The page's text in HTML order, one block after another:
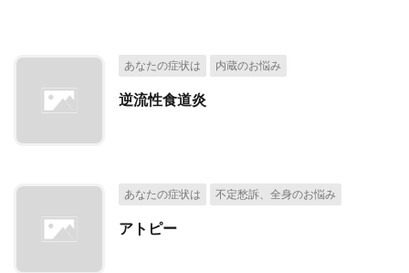
あなたの症状は 内蔵のお悩み
逆流性食道炎
あなたの症状は 不定愁訴、全身のお悩み
アトピー